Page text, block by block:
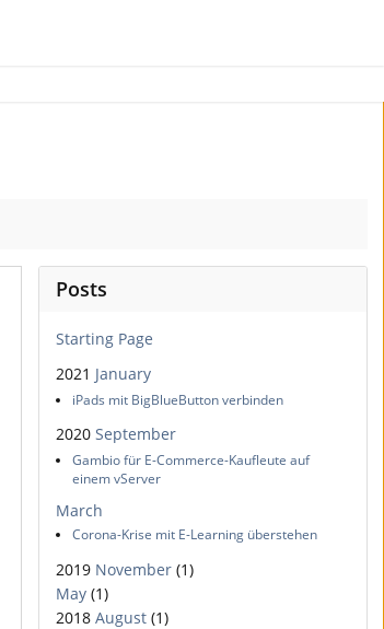
Posts
Starting Page
2021 January
iPads mit BigBlueButton verbinden
2020 September
Gambio für E-Commerce-Kaufleute auf
einem vServer
March
Corona-Krise mit E-Learning überstehen
2019 November (1)
May (1)
2018 August (1)